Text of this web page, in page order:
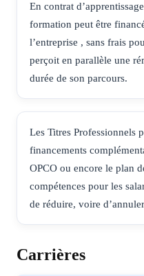
En contrat
formation peut être
l’entreprise , sans frais
perçoit en parallèle une
durée de son parcours.
Les Titres Professionnels
financements
OPCO ou encore le plan
compétences pour les
de réduire, voire
Carrières